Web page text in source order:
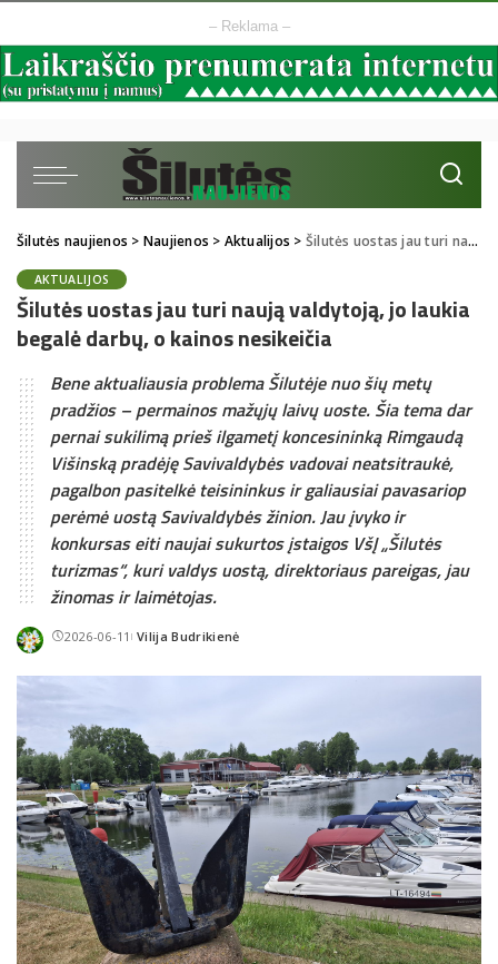
– Reklama –
Šilutės naujienos > Naujienos > Aktualijos > Šilutės uostas jau turi naują valdytoją, jo laukia begalė darbų, o kainos nesikeičia
AKTUALIJOS
Šilutės uostas jau turi naują valdytoją, jo laukia
begalė darbų, o kainos nesikeičia
Bene aktualiausia problema Šilutėje nuo šių metų
pradžios – permainos mažųjų laivų uoste. Šia tema dar
pernai sukilimą prieš ilgametį koncesininką Rimgaudą
Višinską pradėję Savivaldybės vadovai neatsitraukė,
pagalbon pasitelkė teisininkus ir galiausiai pavasariop
perėmė uostą Savivaldybės žinion. Jau įvyko ir
konkursas eiti naujai sukurtos įstaigos VšĮ „Šilutės
turizmas“, kuri valdys uostą, direktoriaus pareigas, jau
žinomas ir laimėtojas.
2026-06-11 Posted
Vilija Budrikienė